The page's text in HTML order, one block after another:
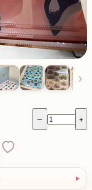
›
－ +